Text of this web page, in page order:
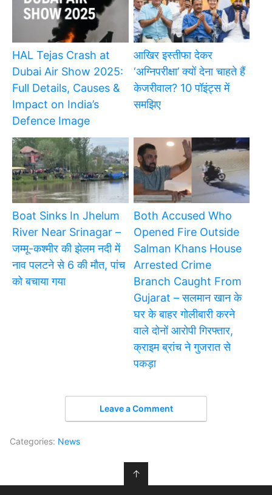
HAL Tejas Crash at
Dubai Air Show 2025:
Full Details, Causes &
Impact on India’s
Defence Image
आखिर इस्तीफा देकर
‘अग्निपरीक्षा’ क्यों देना चाहते हैं
केजरीवाल? 10 पॉइंट्स में
समझिए
Boat Sinks In Jhelum
River Near Srinagar –
जम्मू-कश्मीर की झेलम नदी में
नाव पलटने से 6 की मौत, पांच
को बचाया गया
Both Accused Who
Opened Fire Outside
Salman Khans House
Arrested Crime
Branch Caught From
Gujarat – सलमान खान के
घर के बाहर गोलीबारी करने
वाले दोनों आरोपी गिरफ्तार,
क्राइम ब्रांच ने गुजरात से
पकड़ा
Leave a Comment
Categories: News
↑